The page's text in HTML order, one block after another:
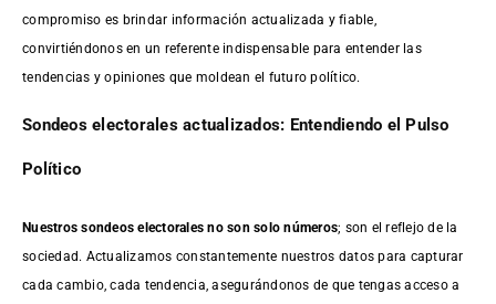
compromiso es brindar información actualizada y fiable,
convirtiéndonos en un referente indispensable para entender las
tendencias y opiniones que moldean el futuro político.
Sondeos electorales actualizados: Entendiendo el Pulso
Político
Nuestros sondeos electorales no son solo números; son el reflejo de la
sociedad. Actualizamos constantemente nuestros datos para capturar
cada cambio, cada tendencia, asegurándonos de que tengas acceso a